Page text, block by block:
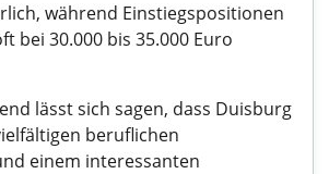
während Einstiegspositionen
bei 30.000 bis 35.000 Euro
lässt sich sagen, dass Duisburg
beruflichen
einem interessanten